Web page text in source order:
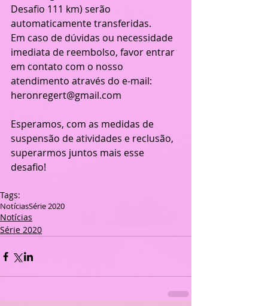
Desafio 111 km) serão
automaticamente transferidas.
Em caso de dúvidas ou necessidade
imediata de reembolso, favor entrar
em contato com o nosso
atendimento através do e-mail:
heronregert@gmail.com
Esperamos, com as medidas de
suspensão de atividades e reclusão,
superarmos juntos mais esse
desafio!
Tags:
NotíciasSérie 2020
Notícias
Série 2020